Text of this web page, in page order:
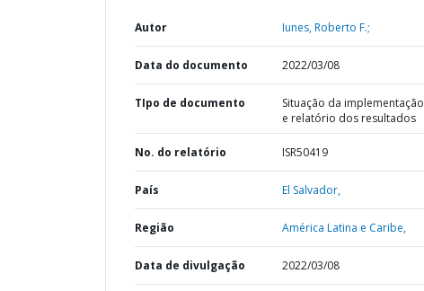
Autor Iunes, Roberto F.;
Data do documento 2022/03/08
TIpo de documento
Situação da implementação
e relatório dos resultados
No. do relatório ISR50419
País El Salvador,
Região América Latina e Caribe,
Data de divulgação 2022/03/08